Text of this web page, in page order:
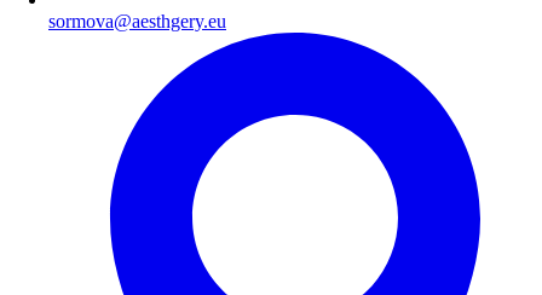
sormova@aesthgery.eu